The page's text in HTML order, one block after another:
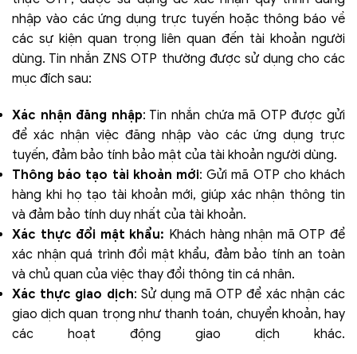
nhập vào các ứng dụng trực tuyến hoặc thông báo về
các sự kiện quan trọng liên quan đến tài khoản người
dùng. Tin nhắn ZNS OTP thường được sử dụng cho các
mục đích sau:
Xác nhận đăng nhập: Tin nhắn chứa mã OTP được gửi
để xác nhận việc đăng nhập vào các ứng dụng trực
tuyến, đảm bảo tính bảo mật của tài khoản người dùng.
Thông báo tạo tài khoản mới: Gửi mã OTP cho khách
hàng khi họ tạo tài khoản mới, giúp xác nhận thông tin
và đảm bảo tính duy nhất của tài khoản.
Xác thực đổi mật khẩu: Khách hàng nhận mã OTP để
xác nhận quá trình đổi mật khẩu, đảm bảo tính an toàn
và chủ quan của việc thay đổi thông tin cá nhân.
Xác thực giao dịch: Sử dụng mã OTP để xác nhận các
giao dịch quan trọng như thanh toán, chuyển khoản, hay
các hoạt động giao dịch khác.